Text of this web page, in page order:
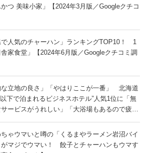
つ 美味小家」【2024年3月版／Googleクチコ
で人気のチャーハン」ランキングTOP10！ 1
家食堂」【2024年6月版／Googleクチコミ調
な立地の良さ」「やはりここが一番」 北海道
下で泊まれるビジネスホテル”人気1位に「無
ービスがうれしい」「大浴場もあるので疲れ
ゃウマいと噂の「くるまやラーメン岩沼バイ
がマジでウマい！ 餃子とチャーハンもウマす